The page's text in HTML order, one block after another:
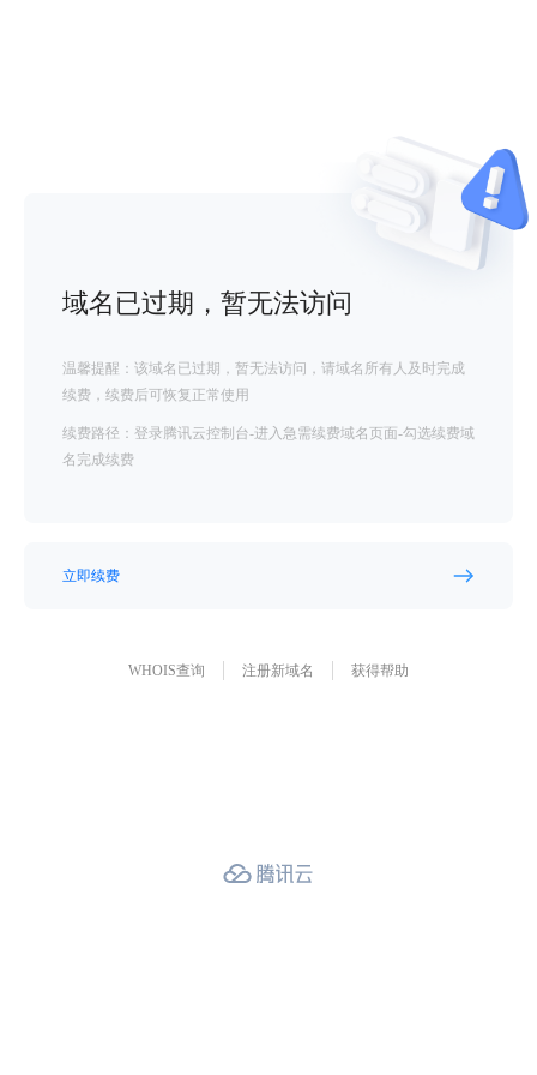
域名已过期，暂无法访问
温馨提醒：该域名已过期，暂无法访问，请域名所有人及时完成
续费，续费后可恢复正常使用
续费路径：登录腾讯云控制台-进入急需续费域名页面-勾选续费域
名完成续费
立即续费
WHOIS查询 注册新域名 获得帮助